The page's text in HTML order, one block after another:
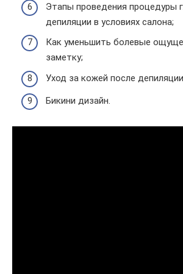
Этапы проведения процедуры
депиляции в условиях салона;
Как уменьшить болевые
заметку;
Уход за кожей после
Бикини дизайн.